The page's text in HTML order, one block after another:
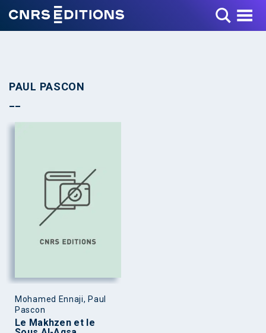
Toggle Menu
PAUL PASCON
Mohamed Ennaji, Paul
Pascon
Le Makhzen et le